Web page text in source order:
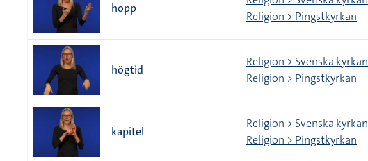
hopp
Religion > Pingstkyrkan
högtid
Religion > Svenska kyrkan
Religion > Pingstkyrkan
kapitel
Religion > Svenska kyrkan
Religion > Pingstkyrkan